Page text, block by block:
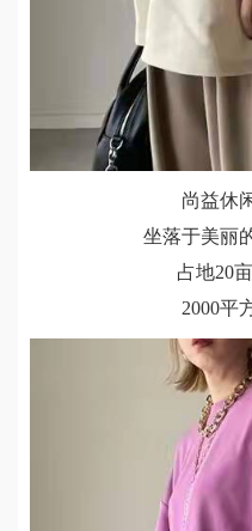
尚益休
坐落于美丽
占地20
2000平